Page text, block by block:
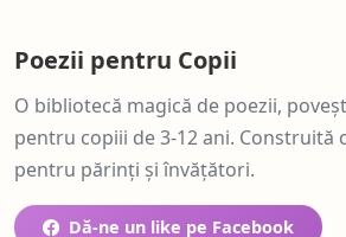
Poezii pentru Copii
O bibliotecă magică de poezii,
pentru copiii de 3-12 ani. Construită
pentru părinți și învățători.
Dă-ne un like pe Facebook